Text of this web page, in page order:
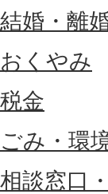
結婚・離
おくやみ
税金
ごみ・環
相談窓口